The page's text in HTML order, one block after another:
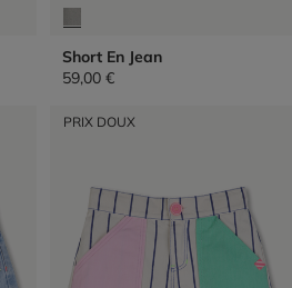
Short En Jean
59,00 €
PRIX DOUX